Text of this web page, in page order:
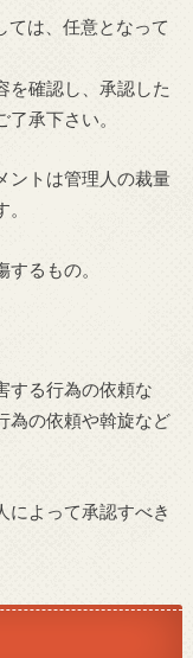
ては、任意となって
を確認し、承認した
承下さい。
ントは管理人の裁量
るもの。
する行為の依頼な
為の依頼や斡旋など
によって承認すべき